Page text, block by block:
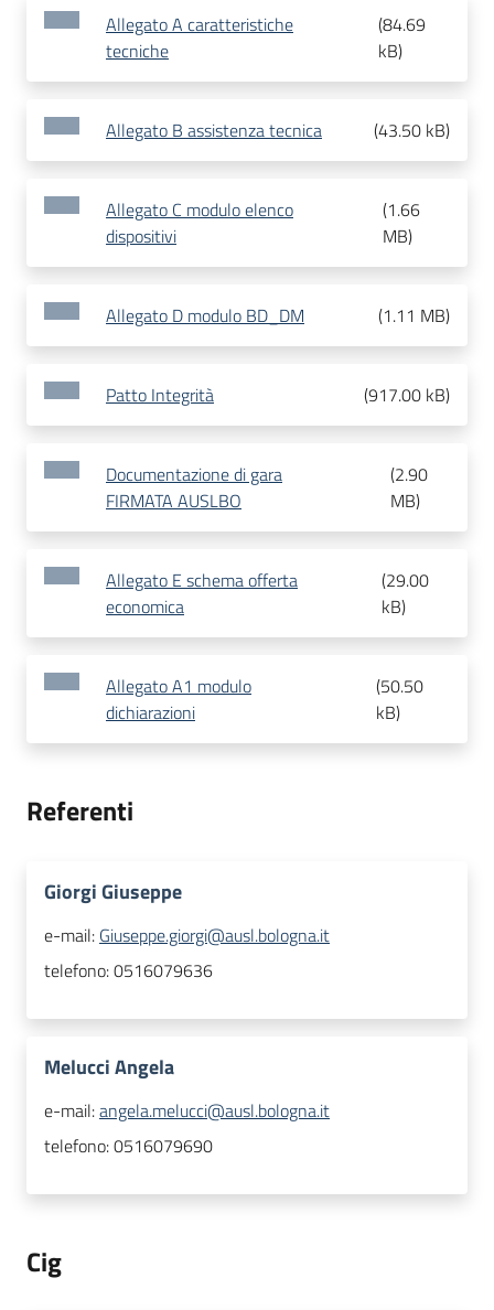
Allegato A caratteristiche
tecniche
(84.69
kB)
Allegato B assistenza tecnica (43.50 kB)
Allegato C modulo elenco
dispositivi
(1.66
MB)
Allegato D modulo BD_DM (1.11 MB)
Patto Integrità (917.00 kB)
Documentazione di gara
FIRMATA AUSLBO
(2.90
MB)
Allegato E schema offerta
economica
(29.00
kB)
Allegato A1 modulo
dichiarazioni
(50.50
kB)
Referenti
Giorgi Giuseppe
e-mail: Giuseppe.giorgi@ausl.bologna.it
telefono:0516079636
Melucci Angela
e-mail:angela.melucci@ausl.bologna.it
telefono:0516079690
Cig